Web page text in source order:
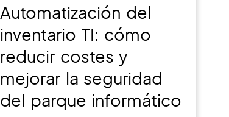
Automatización del
inventario TI: cómo
reducir costes y
mejorar la seguridad
del parque informático